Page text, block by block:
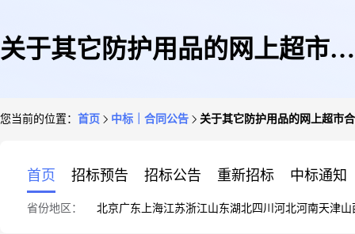
关于其它防护用品的网上超市合
您当前的位置： 首页 中标｜合同公告 关于其它防护用品的网上超市
首页 招标预告 招标公告 重新招标 中标通知
省份地区： 北京广东 上海江苏浙江山东湖北四川 河北河南天津山